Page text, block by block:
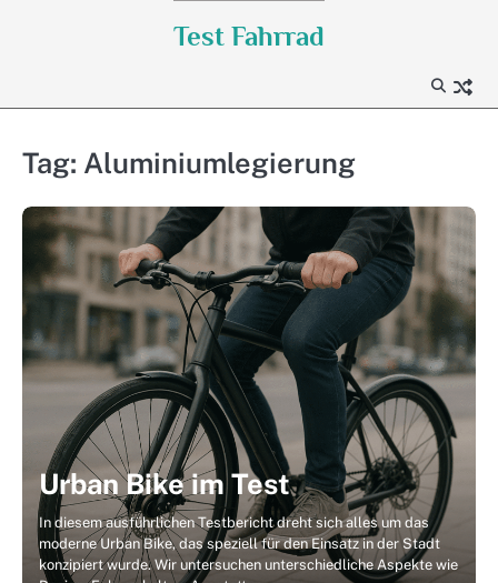
Test Fahrrad
Tag: Aluminiumlegierung
Urban Bike im Test
In diesem ausführlichen Testbericht dreht sich alles um das
moderne Urban Bike, das speziell für den Einsatz in der Stadt
konzipiert wurde. Wir untersuchen unterschiedliche Aspekte wie